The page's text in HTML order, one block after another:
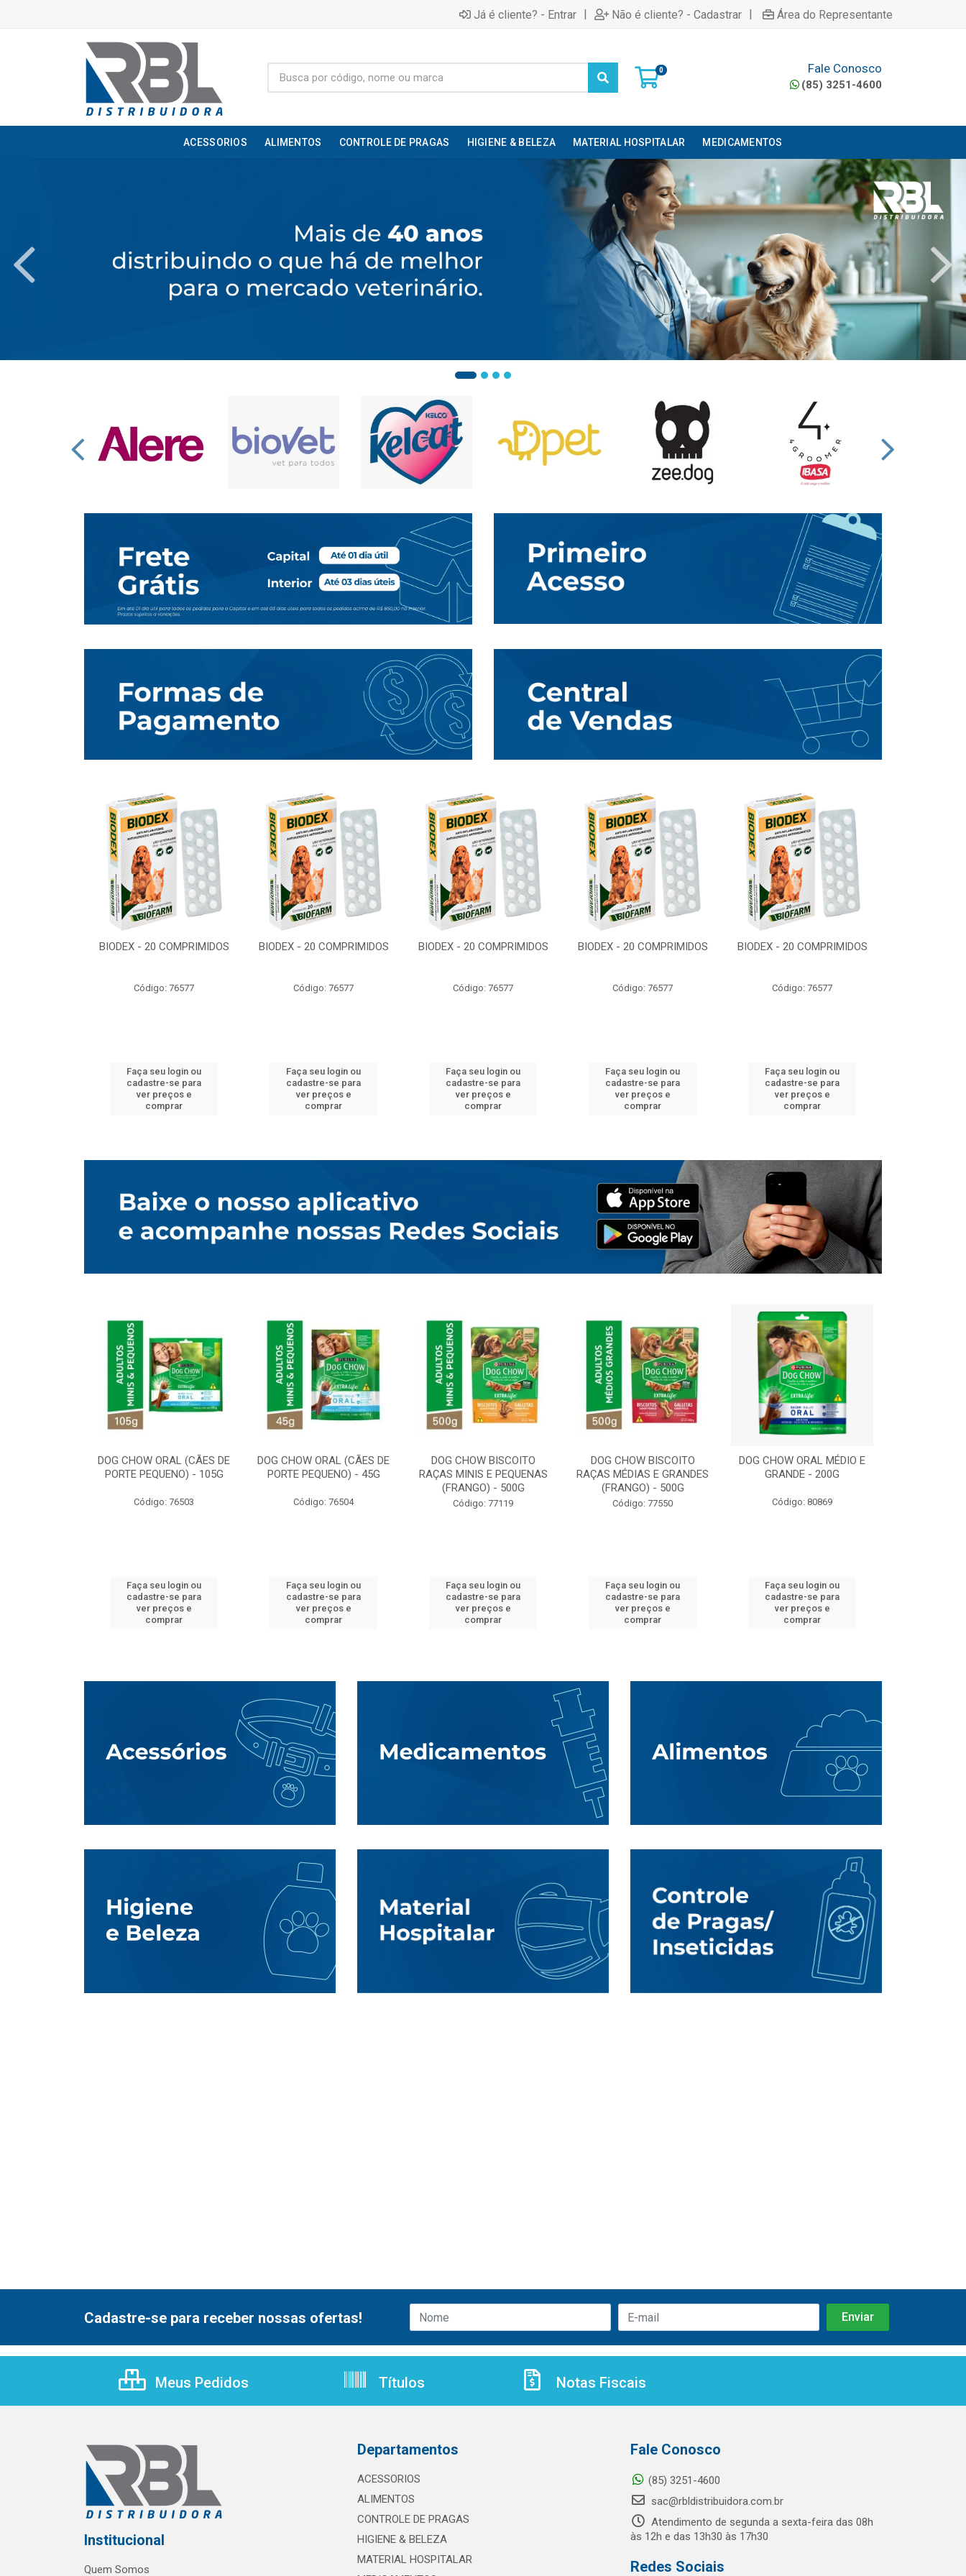
Já é cliente? - Entrar | Não é cliente? - Cadastrar | Área do Representante
0 Fale Conosco
(85) 3251-4600
ACESSORIOS ALIMENTOS CONTROLE DE PRAGAS HIGIENE & BELEZA MATERIAL HOSPITALAR MEDICAMENTOS
BIODEX - 20 COMPRIMIDOS
Código: 76577
Faça seu login ou
cadastre-se para
ver preços e
comprar
BIODEX - 20 COMPRIMIDOS
Código: 76577
Faça seu login ou
cadastre-se para
ver preços e
comprar
BIODEX - 20 COMPRIMIDOS
Código: 76577
Faça seu login ou
cadastre-se para
ver preços e
comprar
BIODEX - 20 COMPRIMIDOS
Código: 76577
Faça seu login ou
cadastre-se para
ver preços e
comprar
BIODEX - 20 COMPRIMIDOS
Código: 76577
Faça seu login ou
cadastre-se para
ver preços e
comprar
DOG CHOW ORAL (CÃES DE
PORTE PEQUENO) - 105G
Código: 76503
Faça seu login ou
cadastre-se para
ver preços e
comprar
DOG CHOW ORAL (CÃES DE
PORTE PEQUENO) - 45G
Código: 76504
Faça seu login ou
cadastre-se para
ver preços e
comprar
DOG CHOW BISCOITO
RAÇAS MINIS E PEQUENAS
(FRANGO) - 500G
Código: 77119
Faça seu login ou
cadastre-se para
ver preços e
comprar
DOG CHOW BISCOITO
RAÇAS MÉDIAS E GRANDES
(FRANGO) - 500G
Código: 77550
Faça seu login ou
cadastre-se para
ver preços e
comprar
DOG CHOW ORAL MÉDIO E
GRANDE - 200G
Código: 80869
Faça seu login ou
cadastre-se para
ver preços e
comprar
Cadastre-se para receber nossas ofertas!
Meus Pedidos Títulos Notas Fiscais
Institucional
Quem Somos
Departamentos
ACESSORIOS
ALIMENTOS
CONTROLE DE PRAGAS
HIGIENE & BELEZA
MATERIAL HOSPITALAR
Fale Conosco
(85) 3251-4600
sac@rbldistribuidora.com.br
Atendimento de segunda a sexta-feira das 08h
às 12h e das 13h30 às 17h30
Redes Sociais